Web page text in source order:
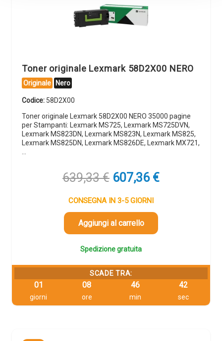
Toner originale Lexmark 58D2X00 NERO
Originale Nero
Codice: 58D2X00
Toner originale Lexmark 58D2X00 NERO 35000 pagine
per Stampanti: Lexmark MS725, Lexmark MS725DVN,
Lexmark MS823DN, Lexmark MS823N, Lexmark MS825,
Lexmark MS825DN, Lexmark MS826DE, Lexmark MX721,
…
639,33€ Il
prezzo
originale
era:
639,33 €.
607,36 €Il
CONSEGNA IN 3-5 GIORNI
Aggiungi al carrello
Spedizione gratuita
SCADE TRA:
01
giorni
08
ore
46
min
42
sec